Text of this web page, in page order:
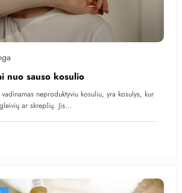
nuo sauso kosulio
neproduktyviu kosuliu, yra kosulys, kur
ar skreplių. Jis…